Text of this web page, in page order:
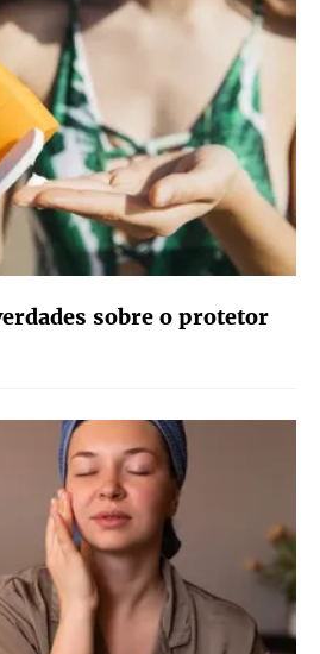
sobre o protetor